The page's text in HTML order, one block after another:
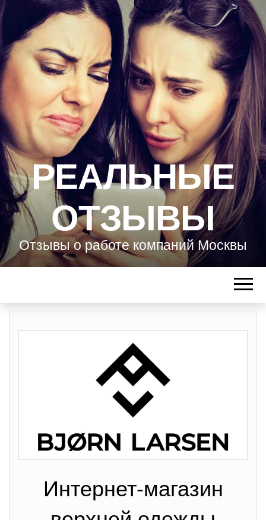
РЕАЛЬНЫЕ
ОТЗЫВЫ
Отзывы о работе компаний Москвы
Интернет-магазин